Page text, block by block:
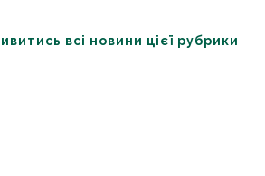
всі новини цієї рубрики